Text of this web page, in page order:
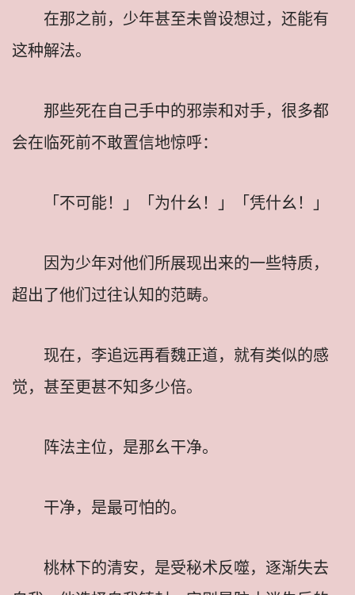
在那之前，少年甚至未曾设想过，还能有
这种解法。
那些死在自己手中的邪崇和对手，很多都
会在临死前不敢置信地惊呼：
「不可能！」「为什幺！」「凭什幺！」
因为少年对他们所展现出来的一些特质，
超出了他们过往认知的范畴。
现在，李追远再看魏正道，就有类似的感
觉，甚至更甚不知多少倍。
阵法主位，是那幺干净。
干净，是最可怕的。
桃林下的清安，是受秘术反噬，逐渐失去